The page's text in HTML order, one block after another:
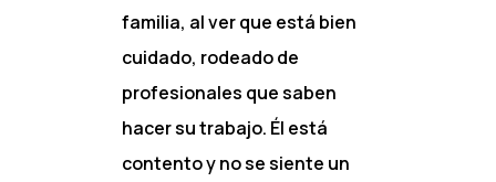
familia, al ver que está bien
cuidado, rodeado de
profesionales que saben
hacer su trabajo. Él está
contento y no se siente un